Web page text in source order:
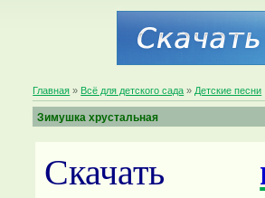
Главная » Всё для детского сада » Детские песни
Зимушка хрустальная
Скачать